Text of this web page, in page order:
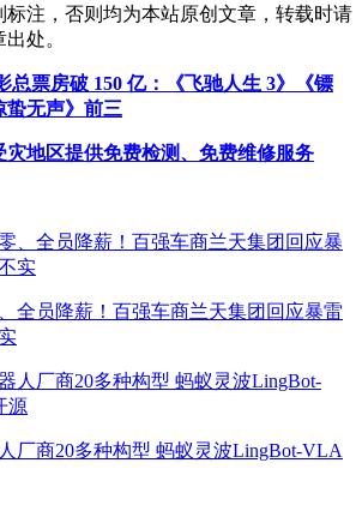
标注，否则均为本站原创文章，转载时请
处。
总票房破 150 亿：《飞驰人生 3》《镖
蛰无声》前三
灾地区提供免费检测、免费维修服务
全员降薪！百强车商兰天集团回应暴雷
厂商20多种构型 蚂蚁灵波LingBot-VLA